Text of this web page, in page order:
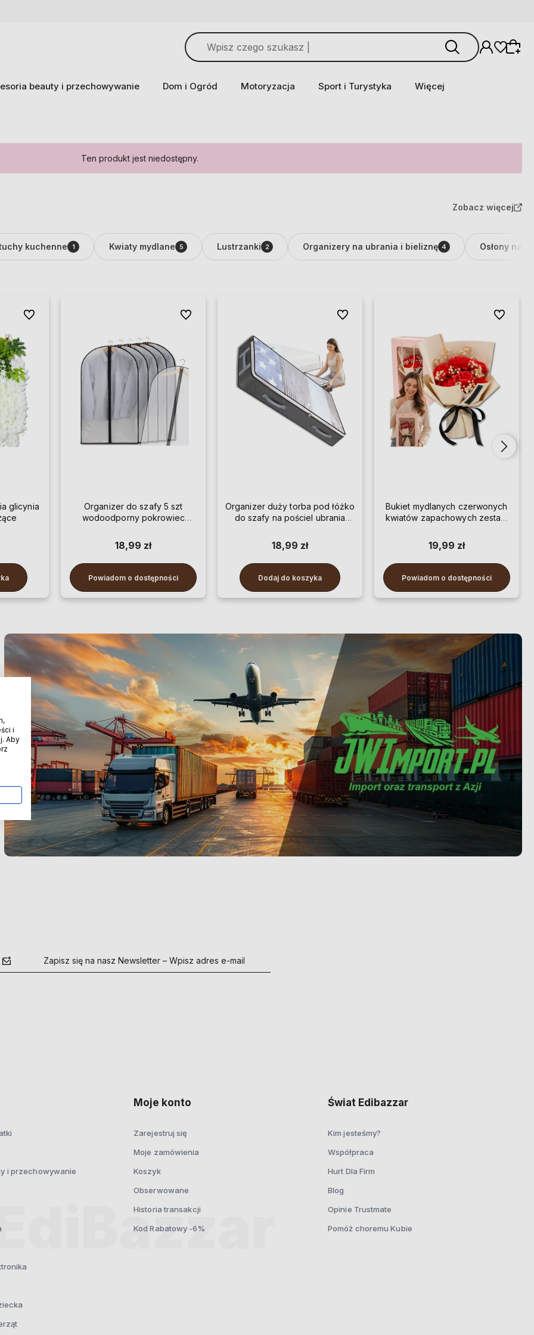
beauty i przechowywanie Dom i Ogród Motoryzacja Sport i Turystyka Więcej
Ten produkt jest niedostępny.
Zobacz więcej
kuchenne 1 Kwiaty mydlane 5 Lustrzanki 2 Organizery na ubrania i bieliznę 4 Osłony na
glicynia
Do ulubionych
Organizer do szafy 5 szt
wodoodporny pokrowiec
100 cm
18,99 zł
Powiadom o dostępności
Do ulubionych
Organizer duży torba pod łóżko
do szafy na pościel ubrania
18,99 zł
Dodaj do koszyka
Do ulubionych
Bukiet mydlanych czerwonych
kwiatów zapachowych zestaw
19,99 zł
Powiadom o dostępności
Do
Zapisz się na nasz Newsletter – Wpisz adres e-mail
i przechowywanie
Moje konto
Zarejestruj się
Moje zamówienia
Koszyk
Obserwowane
Historia transakcji
Kod Rabatowy -6%
Świat Edibazzar
Kim jesteśmy?
Współpraca
Hurt Dla Firm
Blog
Opinie Trustmate
Pomóż choremu Kubie
i
Aby